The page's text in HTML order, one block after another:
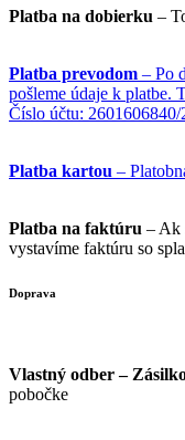
Platba na dobierku –
Platba prevodom – Po
pošleme údaje k platbe.
Číslo účtu: 2601606840/
Platba kartou –
Platba na faktúru – Ak
vystavíme faktúru so
Doprava
Vlastný odber –
pobočke